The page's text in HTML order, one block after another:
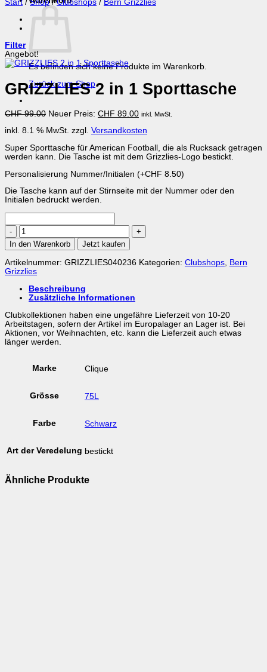
Es befinden sich keine Produkte im Warenkorb.
Zurück zum Shop
Start / Shop / Clubshops / Bern Grizzlies
Filter
Angebot!
GRIZZLIES 2 in 1 Sporttasche
CHF99.00 Ursprünglicher
war:
Neuer Preis: CHF 89.00Aktueller
ist:
inkl. MwSt.
inkl. 8.1 % MwSt. zzgl. Versandkosten
Super Sporttasche für American Football, die als Rucksack getragen
werden kann. Die Tasche ist mit dem Grizzlies-Logo bestickt.
Personalisierung Nummer/Initialen (+CHF 8.50)
Die Tasche kann auf der Stirnseite mit der Nummer oder den
Initialen bedruckt werden.
GRIZZLIES
2
in
Sporttasche
Menge
In den Warenkorb Jetzt kaufen
Artikelnummer: GRIZZLIES040236 Kategorien: Clubshops, Bern
Grizzlies
Beschreibung
Zusätzliche Informationen
Clubkollektionen haben eine ungefähre Lieferzeit von 10-20
Arbeitstagen, sofern der Artikel im Europalager an Lager ist. Bei
Aktionen, vor Weihnachten, etc. kann die Lieferzeit auch etwas
länger werden.
Marke Clique
Grösse 75L
Farbe Schwarz
Art der Veredelung bestickt
Ähnliche Produkte